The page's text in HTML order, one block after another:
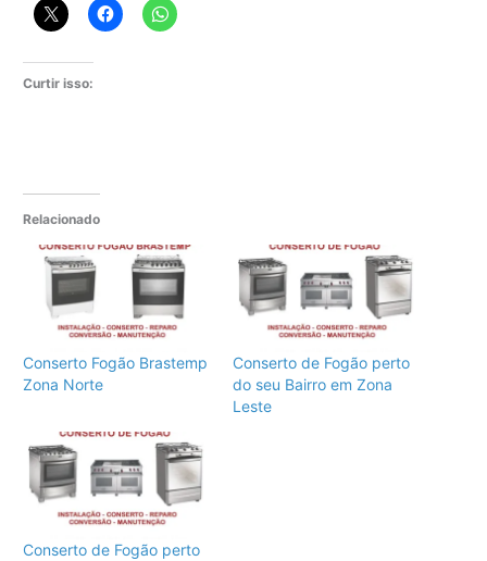
Curtir isso:
Relacionado
Conserto Fogão Brastemp
Zona Norte
Conserto de Fogão perto
do seu Bairro em Zona
Leste
Conserto de Fogão perto